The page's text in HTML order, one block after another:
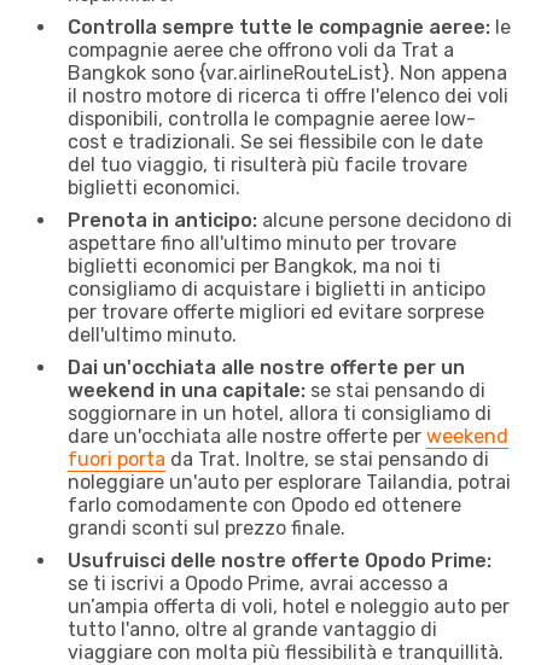
Controlla sempre tutte le compagnie aeree: le
compagnie aeree che offrono voli da Trat a
Bangkok sono {​var.airlineRouteList}. Non appena
il nostro motore di ricerca ti offre l'elenco dei voli
disponibili, controlla le compagnie aeree low-
cost e tradizionali. Se sei flessibile con le date
del tuo viaggio, ti risulterà più facile trovare
biglietti economici.
Prenota in anticipo: alcune persone decidono di
aspettare fino all'ultimo minuto per trovare
biglietti economici per Bangkok, ma noi ti
consigliamo di acquistare i biglietti in anticipo
per trovare offerte migliori ed evitare sorprese
dell'ultimo minuto.
Dai un'occhiata alle nostre offerte per un
weekend in una capitale: se stai pensando di
soggiornare in un hotel, allora ti consigliamo di
dare un'occhiata alle nostre offerte per weekend
fuori porta da Trat. Inoltre, se stai pensando di
noleggiare un'auto per esplorare Tailandia, potrai
farlo comodamente con Opodo ed ottenere
grandi sconti sul prezzo finale.
Usufruisci delle nostre offerte Opodo Prime:
se ti iscrivi a Opodo Prime, avrai accesso a
un’ampia offerta di voli, hotel e noleggio auto per
tutto l'anno, oltre al grande vantaggio di
viaggiare con molta più flessibilità e tranquillità.